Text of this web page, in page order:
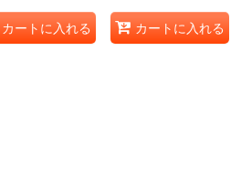
カートに入れる カートに入れる